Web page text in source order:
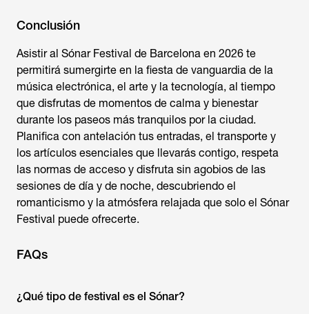
Conclusión
Asistir al Sónar Festival de Barcelona en 2026 te
permitirá sumergirte en la fiesta de vanguardia de la
música electrónica, el arte y la tecnología, al tiempo
que disfrutas de momentos de calma y bienestar
durante los paseos más tranquilos por la ciudad.
Planifica con antelación tus entradas, el transporte y
los artículos esenciales que llevarás contigo, respeta
las normas de acceso y disfruta sin agobios de las
sesiones de día y de noche, descubriendo el
romanticismo y la atmósfera relajada que solo el Sónar
Festival puede ofrecerte.
FAQs
¿Qué tipo de festival es el Sónar?